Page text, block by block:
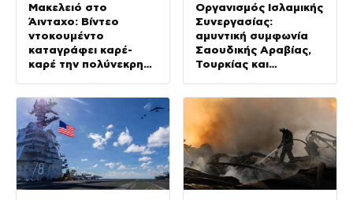
Μακελειό στο
Άινταχο: Βίντεο
ντοκουμέντο
καταγράφει καρέ-
καρέ την πολύνεκρη
Οργανισμός Ισλαμικής
Συνεργασίας:
αμυντική συμφωνία
Σαουδικής Αραβίας,
Τουρκίας και